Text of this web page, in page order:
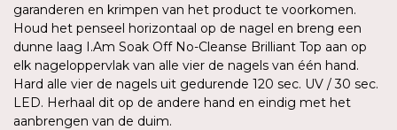
garanderen en krimpen van het product te voorkomen.
Houd het penseel horizontaal op de nagel en breng een
dunne laag I.Am Soak Off No-Cleanse Brilliant Top aan op
elk nageloppervlak van alle vier de nagels van één hand.
Hard alle vier de nagels uit gedurende 120 sec. UV / 30 sec.
LED. Herhaal dit op de andere hand en eindig met het
aanbrengen van de duim.